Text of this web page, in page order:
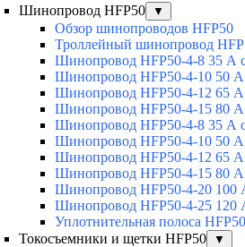
Шинопровод HFP50 ▼
Обзор шинопроводов HFP50
Троллейный шинопровод
Шинопровод HFP50-4-8 35 А
Шинопровод HFP50-4-10 50
Шинопровод HFP50-4-12 65
Шинопровод HFP50-4-15 80
Шинопровод HFP50-4-8 35 А
Шинопровод HFP50-4-10 50
Шинопровод HFP50-4-12 65
Шинопровод HFP50-4-15 80
Шинопровод HFP50-4-20 100
Шинопровод HFP50-4-25 120
Уплотнительная полоса HFP50
Токосъемники и щетки HFP50
▼